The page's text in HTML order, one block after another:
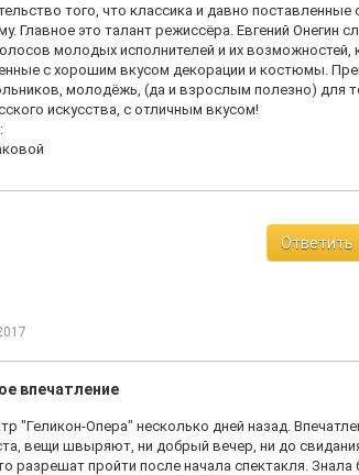
того, что классика и давно
Главное это талант режиссёра. Евгений
молодых исполнителей и их
с хорошим вкусом декорации и костюмы.
молодёжь, (да и взрослым полезно) для
искусства, с отличным вкусом!
Ответить
впечатление
"Геликон-Опера" несколько дней назад.
вещи швыряют, ни добрый вечер, ни до
разрешат пройти после начала спектакля.